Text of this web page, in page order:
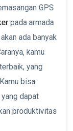
GPS
pada armada
ada banyak
kamu
yang
bisa
dapat
produktivitas